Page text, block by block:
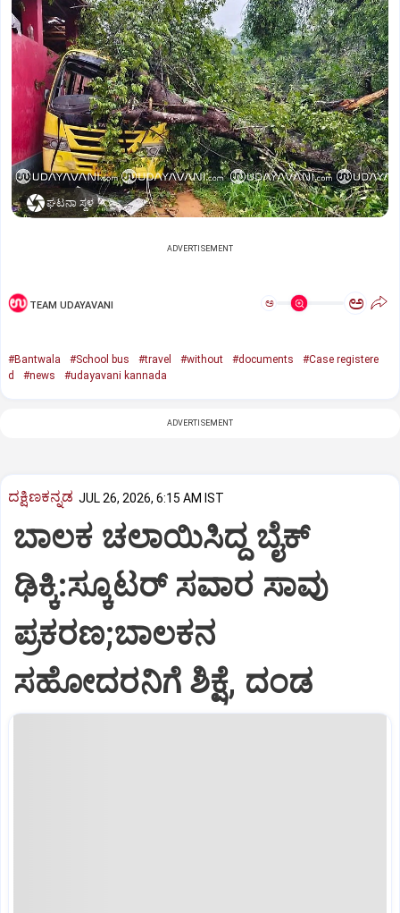
ಘಟನಾ ಸ್ಥಳ
ADVERTISEMENT
TEAM UDAYAVANI ಅ ಅ
#Bantwala #School bus #travel #without #documents
#Case registere
d
#news #udayavani kannada
ADVERTISEMENT
ದಕ್ಷಿಣಕನ್ನಡ JUL 26, 2026, 6:15 AM IST
ಬಾಲಕ ಚಲಾಯಿಸಿದ್ದ ಬೈಕ್
ಢಿಕ್ಕಿ:ಸ್ಕೂಟರ್ ಸವಾರ ಸಾವು
ಪ್ರಕರಣ;ಬಾಲಕನ
ಸಹೋದರನಿಗೆ ಶಿಕ್ಷೆ, ದಂಡ